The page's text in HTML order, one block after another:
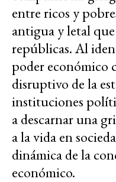
entre ricos y
antigua y letal
repúblicas. Al
poder económico
disruptivo de la
instituciones
a descarnar una
a la vida en
dinámica de la
económico.